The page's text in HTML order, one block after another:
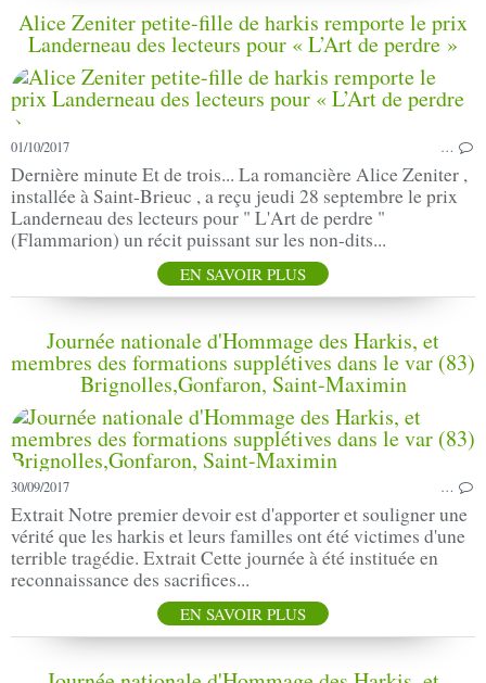
Alice Zeniter petite-fille de harkis remporte le prix
Landerneau des lecteurs pour « L’Art de perdre »
01/10/2017 …
Dernière minute Et de trois... La romancière Alice Zeniter ,
installée à Saint-Brieuc , a reçu jeudi 28 septembre le prix
Landerneau des lecteurs pour " L'Art de perdre "
(Flammarion) un récit puissant sur les non-dits...
EN SAVOIR PLUS
Journée nationale d'Hommage des Harkis, et
membres des formations supplétives dans le var (83)
Brignolles,Gonfaron, Saint-Maximin
30/09/2017 …
Extrait Notre premier devoir est d'apporter et souligner une
vérité que les harkis et leurs familles ont été victimes d'une
terrible tragédie. Extrait Cette journée à été instituée en
reconnaissance des sacrifices...
EN SAVOIR PLUS